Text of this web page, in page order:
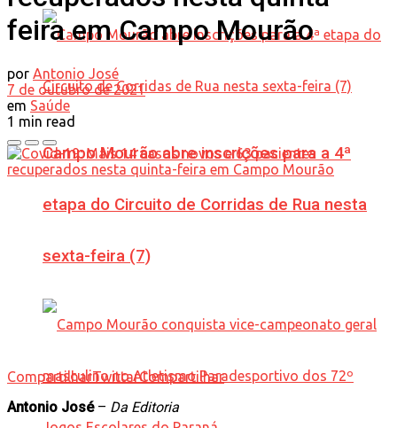
Campo Mourão abre inscrições para a 4ª
etapa do Circuito de Corridas de Rua nesta
sexta-feira (7)
feira em Campo Mourão
por Antonio José
7 de outubro de 2021
em Saúde
1 min read
CompartilharTwittarCompartilhar
Antonio José– Da Editoria